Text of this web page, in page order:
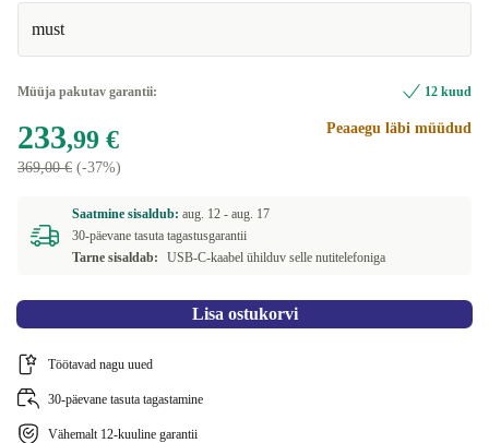
must
Müüja pakutav garantii: 12 kuud
233,99 €
369,00 € (-37%)
Peaaegu läbi müüdud
Saatmine sisaldub: aug. 12 - aug. 17
30-päevane tasuta tagastusgarantii
Tarne sisaldab:
USB-C-kaabel ühilduv selle nutitelefoniga
Lisa ostukorvi
Töötavad nagu uued
30-päevane tasuta tagastamine
Vähemalt 12-kuuline garantii